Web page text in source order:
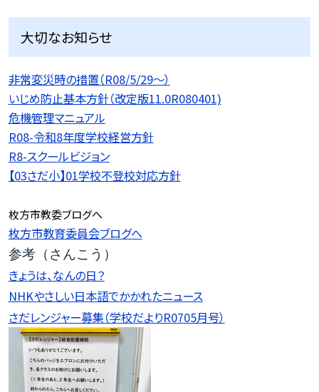
大切なお知らせ
非常変災時の措置（R08/5/29〜）
いじめ防止基本方針（改定版11.0R080401)
危機管理マニュアル
R08-令和8年度学校経営方針
R8-スクールビジョン
【03さだ小】01学校不登校対応方針
枚方市教委ブログへ
枚方市教育委員会ブログへ
参考（さんこう）
きょうは、なんの日？
NHKやさしい日本語でかかれたニュース
さだレンジャー募集（学校だよりR0705月号）